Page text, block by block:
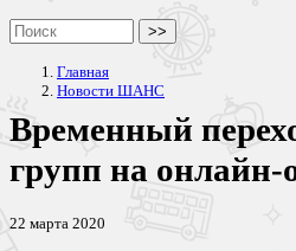
>>
Главная
Новости ШАНС
Временный
групп на онлайн-
22 марта 2020